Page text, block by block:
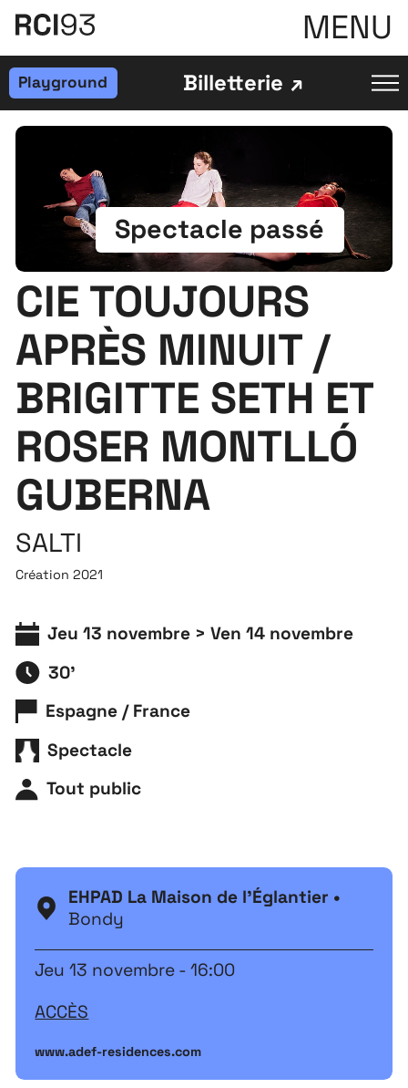
MENU
Playground Billetterie
Spectacle passé
CIE TOUJOURS
APRÈS MINUIT /
BRIGITTE SETH ET
ROSER MONTLLÓ
GUBERNA
SALTI
Création 2021
Jeu 13 novembre > Ven 14 novembre
30'
Espagne / France
Spectacle
Tout public
EHPAD La Maison de l'Églantier •
Bondy
Jeu 13 novembre - 16:00
ACCÈS
www.adef-residences.com